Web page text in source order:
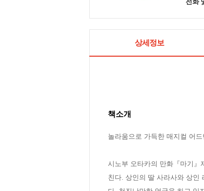
상세정보
책소개
놀라움으로 가득한 매지컬 어드
시노부 오타카의 만화『마기』
친다. 상인의 딸 사라사와 상인